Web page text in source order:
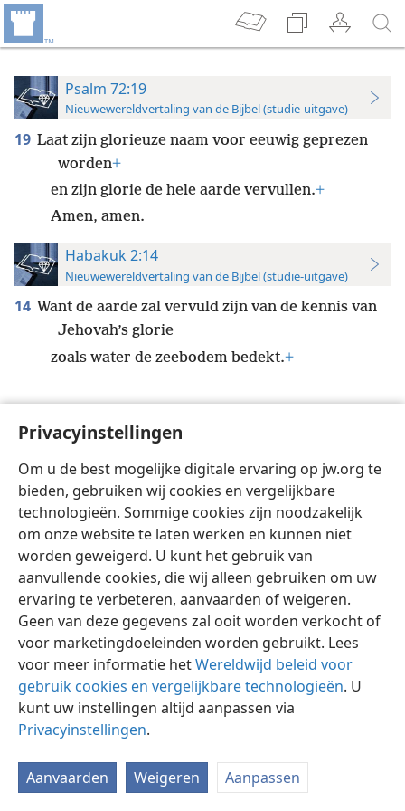
Privacyinstellingen
Om u de best mogelijke digitale ervaring op jw.org te
bieden, gebruiken wij cookies en vergelijkbare
technologieën. Sommige cookies zijn noodzakelijk
om onze website te laten werken en kunnen niet
worden geweigerd. U kunt het gebruik van
aanvullende cookies, die wij alleen gebruiken om uw
ervaring te verbeteren, aanvaarden of weigeren.
Geen van deze gegevens zal ooit worden verkocht of
voor marketingdoeleinden worden gebruikt. Lees
voor meer informatie hetWereldwijd beleid voor
gebruik cookies en vergelijkbare technologieën. U
kunt uw instellingen altijd aanpassen via
Privacyinstellingen.
Aanvaarden Weigeren Aanpassen
Psalm 72:19
Nieuwewereldvertaling van de Bijbel (studie-uitgave)
19 Laat zijn glorieuze naam voor eeuwig geprezen
worden+
en zijn glorie de hele aarde vervullen.+
Amen, amen.
Habakuk 2:14
Nieuwewereldvertaling van de Bijbel (studie-uitgave)
14 Want de aarde zal vervuld zijn van de kennis van
Jehovah’s glorie
zoals water de zeebodem bedekt.+
Nederlands Instellingen
Copyright © 2026 Watch Tower Bible and Tract Society of Pennsylvania
Gebruiksvoorwaarden Privacybeleid
JW.ORG
Inloggen